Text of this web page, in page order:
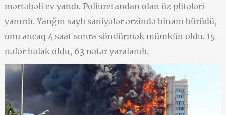
mərtəbəli ev yandı. Poliuretandan olan üz plitələri
yanırdı. Yanğın saylı saniyələr ərzində binanı bürüdü,
onu ancaq 4 saat sonra söndürmək mümkün oldu. 15
nəfər həlak oldu, 63 nəfər yaralandı.